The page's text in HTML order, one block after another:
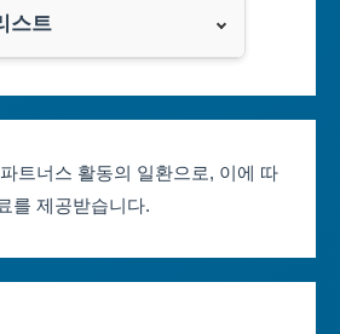
스트
트너스 활동의 일환으로, 이에 따
를 제공받습니다.